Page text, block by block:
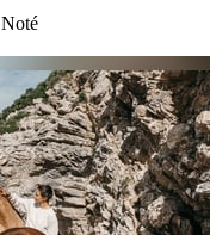
Noté